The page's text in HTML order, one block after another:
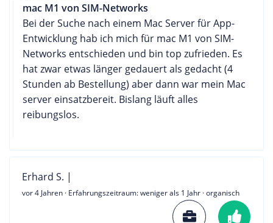
mac M1 von SIM-Networks
Bei der Suche nach einem Mac Server für App-
Entwicklung hab ich mich für mac M1 von SIM-
Networks entschieden und bin top zufrieden. Es
hat zwar etwas länger gedauert als gedacht (4
Stunden ab Bestellung) aber dann war mein Mac
server einsatzbereit. Bislang läuft alles
reibungslos.
Erhard S. |
vor 4 Jahren · Erfahrungszeitraum: weniger als 1 Jahr · organisch